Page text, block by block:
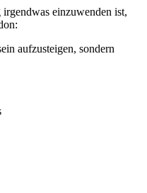
einzuwenden ist,
aufzusteigen, sondern